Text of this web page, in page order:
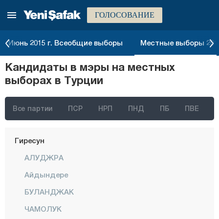
ГОЛОСОВАНИЕ
Июнь 2015 г. Всеобщие выборы Местные выборы
Кандидаты в мэры на местных
выборах в Турции
Все партии ПСР НРП ПНД ПБ ПВЕ
Дюздже
Эрзинджан
Эрзурум
Газиантеп
Гиресун
АЛУДЖРА
Айдындере
БУЛАНДЖАК
ЧАМОЛУК